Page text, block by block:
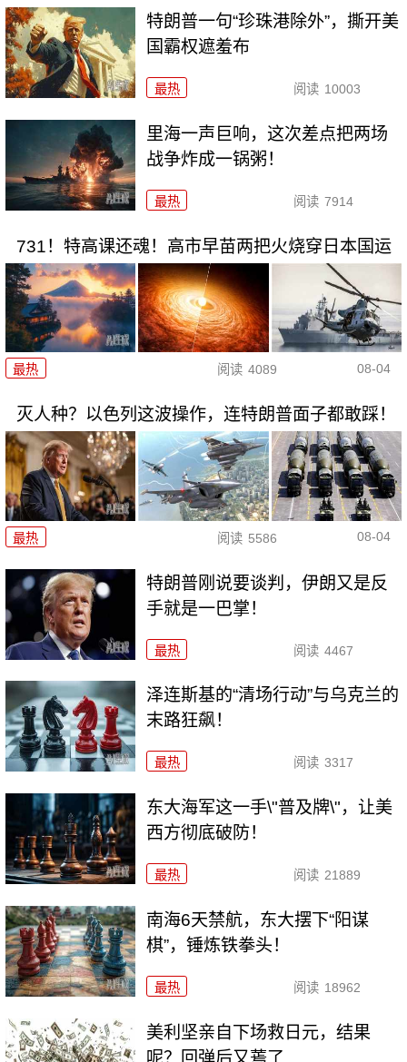
特朗普一句“珍珠港除外”，撕开美
国霸权遮羞布
最热 阅读 10003
里海一声巨响，这次差点把两场
战争炸成一锅粥！
最热 阅读 7914
731！特高课还魂！高市早苗两把火烧穿日本国运
最热 阅读 4089 08-04
灭人种？以色列这波操作，连特朗普面子都敢踩！
最热 阅读 5586 08-04
特朗普刚说要谈判，伊朗又是反
手就是一巴掌！
最热 阅读 4467
泽连斯基的“清场行动”与乌克兰的
末路狂飙！
最热 阅读 3317
东大海军这一手\"普及牌\"，让美
西方彻底破防！
最热 阅读 21889
南海6天禁航，东大摆下“阳谋
棋”，锤炼铁拳头！
最热 阅读 18962
美利坚亲自下场救日元，结果
呢？回弹后又蔫了